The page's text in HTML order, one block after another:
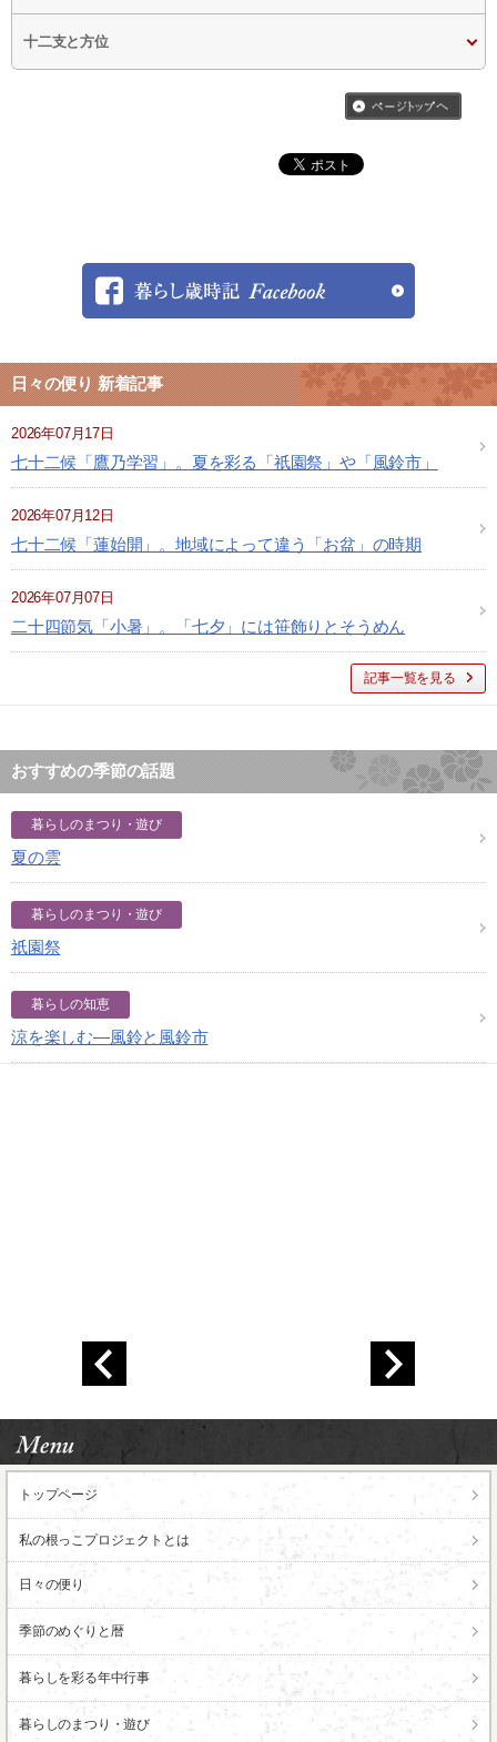
十二支と方位
日々の便り 新着記事
2026年07月17日
七十二候「鷹乃学習」。夏を彩る「祇園祭」や「風鈴市」
2026年07月12日
七十二候「蓮始開」。地域によって違う「お盆」の時期
2026年07月07日
二十四節気「小暑」。「七夕」には笹飾りとそうめん
記事一覧を見る
おすすめの季節の話題
暮らしのまつり・遊び
夏の雲
暮らしのまつり・遊び
祇園祭
暮らしの知恵
涼を楽しむ―風鈴と風鈴市
トップページ
私の根っこ プロジェクトとは
日々の便り
季節のめぐりと暦
暮らしを彩る年中行事
暮らしのまつり・遊び